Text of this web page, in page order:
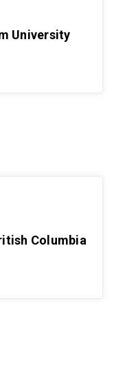
University
Columbia